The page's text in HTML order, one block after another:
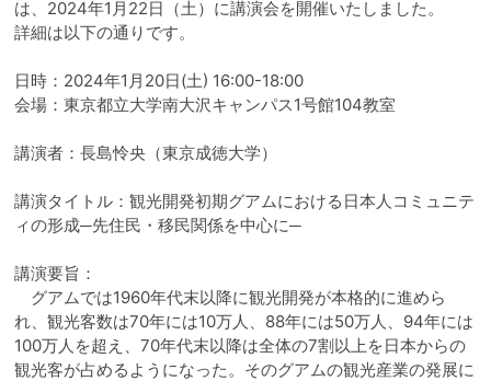
は、2024年1月22日（土）に講演会を開催いたしました。
詳細は以下の通りです。
日時：2024年1月20日(土) 16:00-18:00
会場：東京都立大学南大沢キャンパス1号館104教室
講演者：長島怜央（東京成徳大学）
講演タイトル：観光開発初期グアムにおける日本人コミュニテ
ィの形成─先住民・移民関係を中心に─
講演要旨：
グアムでは1960年代末以降に観光開発が本格的に進めら
れ、観光客数は70年には10万人、88年には50万人、94年には
100万人を超え、70年代末以降は全体の7割以上を日本からの
観光客が占めるようになった。そのグアムの観光産業の発展に